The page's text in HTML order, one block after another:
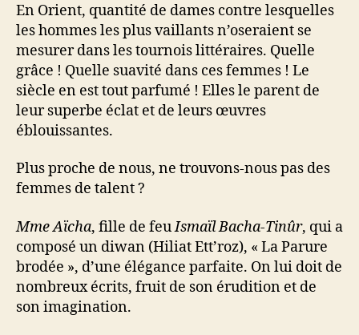
En Orient, quantité de dames contre lesquelles
les hommes les plus vaillants n’oseraient se
mesurer dans les tournois littéraires. Quelle
grâce ! Quelle suavité dans ces femmes ! Le
siècle en est tout parfumé ! Elles le parent de
leur superbe éclat et de leurs œuvres
éblouissantes.
Plus proche de nous, ne trouvons-nous pas des
femmes de talent ?
Mme Aïcha, fille de feuIsmaïl Bacha-Tinûr, qui a
composé un diwan (Hiliat Ett’roz), « La Parure
brodée », d’une élégance parfaite. On lui doit de
nombreux écrits, fruit de son érudition et de
son imagination.